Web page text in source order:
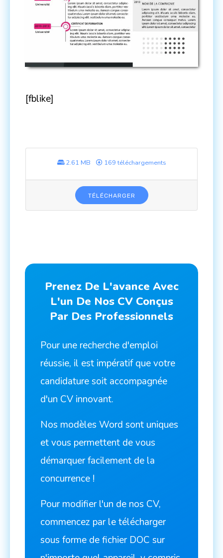
[fblike]
2.61 MB 169 téléchargements
TÉLÉCHARGER
Prenez De L'avance Avec
L'un De Nos CV Conçus
Par Des Professionnels
Pour une recherche d'emploi
réussie, il est impératif que votre
candidature soit accompagnée
d'un CV innovant.
Nos modèles Word sont uniques
et vous permettent de vous
démarquer facilement de la
concurrence !
Pour modifier l'un de nos CV,
commencez par le télécharger
sous forme de fichier DOC sur